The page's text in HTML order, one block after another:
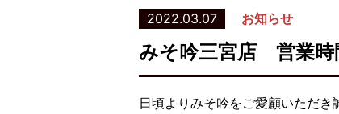
2022.03.07 お知らせ
みそ吟三宮店 営業時
日頃よりみそ吟をご愛顧いただ